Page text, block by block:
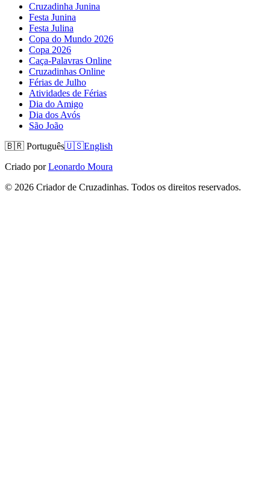
Cruzadinha Junina
Festa Junina
Festa Julina
Copa do Mundo 2026
Copa 2026
Caça-Palavras Online
Cruzadinhas Online
Férias de Julho
Atividades de Férias
Dia do Amigo
Dia dos Avós
São João
🇧🇷 Português🇺🇸English
Criado por Leonardo Moura
© 2026 Criador de Cruzadinhas. Todos os direitos reservados.